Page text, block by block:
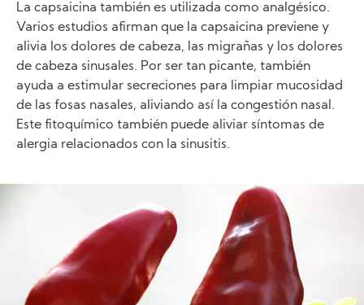
La capsaicina también es utilizada como analgésico.
Varios estudios afirman que la capsaicina previene y
alivia los dolores de cabeza, las migrañas y los dolores
de cabeza sinusales. Por ser tan picante, también
ayuda a estimular secreciones para limpiar mucosidad
de las fosas nasales, aliviando así la congestión nasal.
Este fitoquímico también puede aliviar síntomas de
alergia relacionados con la sinusitis.